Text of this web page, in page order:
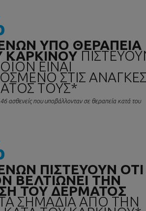
ΥΠΟ ΘΕΡΑΠΕΙΑ
ΚΑΡΚΙΝΟΥ
ΕΙΝΑΙ
ΣΤΙΣ ΑΝΑΓΚΕΣ
ΤΟΥΣ*
ασθενείς που υποβάλλονταν σε θεραπεία κατά του
ΠΙΣΤΕΥΟΥΝ ΟΤΙ
ΒΕΛΤΙΩΝΕΙ ΤΗΝ
ΤΟΥ ΔΕΡΜΑΤΟΣ
ΤΑ ΣΗΜΑΔΙΑ ΑΠΟ ΤΗΝ